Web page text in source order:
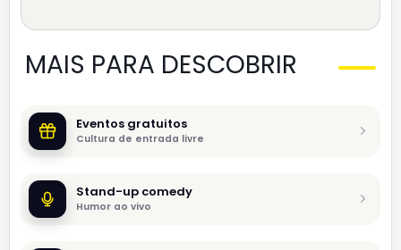
MAIS PARA DESCOBRIR
Eventos gratuitos
Cultura de entrada livre
Stand-up comedy
Humor ao vivo